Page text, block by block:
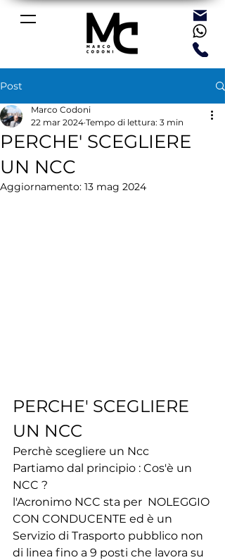
Post
PERCHE' SCEGLIERE
UN NCC
Marco Codoni
22 mar 2024 Tempo di lettura: 3 min
Aggiornamento: 13 mag 2024
PERCHE' SCEGLIERE
UN NCC
Perchè scegliere un Ncc
Partiamo dal principio : Cos'è un
NCC ?
l'Acronimo NCC sta per  NOLEGGIO
CON CONDUCENTE ed è un
Servizio di Trasporto pubblico non
di linea fino a 9 posti che lavora su